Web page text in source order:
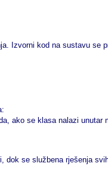
Izvorni kod na sustavu se
ako se klasa nalazi
se službena rješenja